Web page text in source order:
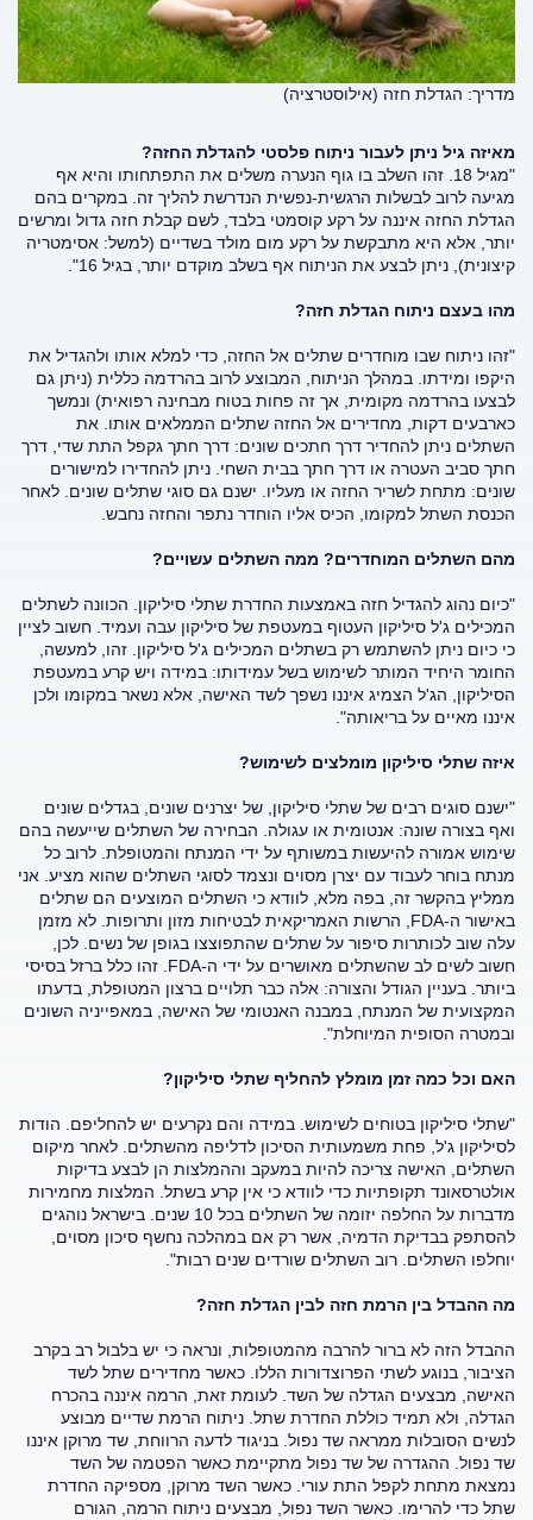
מדריך: הגדלת חזה (אילוסטרציה)
מאיזה גיל ניתן לעבור ניתוח פלסטי להגדלת החזה?
"מגיל 18. זהו השלב בו גוף הנערה משלים את התפתחותו והיא אף
מגיעה לרוב לבשלות הרגשית-נפשית הנדרשת להליך זה. במקרים בהם
הגדלת החזה איננה על רקע קוסמטי בלבד, לשם קבלת חזה גדול ומרשים
יותר, אלא היא מתבקשת על רקע מום מולד בשדיים (למשל: אסימטריה
קיצונית), ניתן לבצע את הניתוח אף בשלב מוקדם יותר, בגיל 16".
מהו בעצם ניתוח הגדלת חזה?
"זהו ניתוח שבו מוחדרים שתלים אל החזה, כדי למלא אותו ולהגדיל את
היקפו ומידתו. במהלך הניתוח, המבוצע לרוב בהרדמה כללית (ניתן גם
לבצעו בהרדמה מקומית, אך זה פחות בטוח מבחינה רפואית) ונמשך
כארבעים דקות, מחדירים אל החזה שתלים הממלאים אותו. את
השתלים ניתן להחדיר דרך חתכים שונים: דרך חתך גקפל התת שדי, דרך
חתך סביב העטרה או דרך חתך בבית השחי. ניתן להחדירו למישורים
שונים: מתחת לשריר החזה או מעליו. ישנם גם סוגי שתלים שונים. לאחר
הכנסת השתל למקומו, הכיס אליו הוחדר נתפר והחזה נחבש.
מהם השתלים המוחדרים? ממה השתלים עשויים?
"כיום נהוג להגדיל חזה באמצעות החדרת שתלי סיליקון. הכוונה לשתלים
המכילים ג'ל סיליקון העטוף במעטפת של סיליקון עבה ועמיד. חשוב לציין
כי כיום ניתן להשתמש רק בשתלים המכילים ג'ל סיליקון. זהו, למעשה,
החומר היחיד המותר לשימוש בשל עמידותו: במידה ויש קרע במעטפת
הסיליקון, הג'ל הצמיג איננו נשפך לשד האישה, אלא נשאר במקומו ולכן
איננו מאיים על בריאותה".
איזה שתלי סיליקון מומלצים לשימוש?
"ישנם סוגים רבים של שתלי סיליקון, של יצרנים שונים, בגדלים שונים
ואף בצורה שונה: אנטומית או עגולה. הבחירה של השתלים שייעשה בהם
שימוש אמורה להיעשות במשותף על ידי המנתח והמטופלת. לרוב כל
מנתח בוחר לעבוד עם יצרן מסוים ונצמד לסוגי השתלים שהוא מציע. אני
ממליץ בהקשר זה, בפה מלא, לוודא כי השתלים המוצעים הם שתלים
באישור ה-FDA, הרשות האמריקאית לבטיחות מזון ותרופות. לא מזמן
עלה שוב לכותרות סיפור על שתלים שהתפוצצו בגופן של נשים. לכן,
חשוב לשים לב שהשתלים מאושרים על ידי ה-FDA. זהו כלל ברזל בסיסי
ביותר. בעניין הגודל והצורה: אלה כבר תלויים ברצון המטופלת, בדעתו
המקצועית של המנתח, במבנה האנטומי של האישה, במאפייניה השונים
ובמטרה הסופית המיוחלת".
האם וכל כמה זמן מומלץ להחליף שתלי סיליקון?
"שתלי סיליקון בטוחים לשימוש. במידה והם נקרעים יש להחליפם. הודות
לסיליקון ג'ל, פחת משמעותית הסיכון לדליפה מהשתלים. לאחר מיקום
השתלים, האישה צריכה להיות במעקב וההמלצות הן לבצע בדיקות
אולטרסאונד תקופתיות כדי לוודא כי אין קרע בשתל. המלצות מחמירות
מדברות על החלפה יזומה של השתלים בכל 10 שנים. בישראל נוהגים
להסתפק בבדיקת הדמיה, אשר רק אם במהלכה נחשף סיכון מסוים,
יוחלפו השתלים. רוב השתלים שורדים שנים רבות".
מה ההבדל בין הרמת חזה לבין הגדלת חזה?
ההבדל הזה לא ברור להרבה מהמטופלות, ונראה כי יש בלבול רב בקרב
הציבור, בנוגע לשתי הפרוצדורות הללו. כאשר מחדירים שתל לשד
האישה, מבצעים הגדלה של השד. לעומת זאת, הרמה איננה בהכרח
הגדלה, ולא תמיד כוללת החדרת שתל. ניתוח הרמת שדיים מבוצע
לנשים הסובלות ממראה שד נפול. בניגוד לדעה הרווחת, שד מרוקן איננו
שד נפול. ההגדרה של שד נפול מתקיימת כאשר הפטמה של השד
נמצאת מתחת לקפל התת עורי. כאשר השד מרוקן, מספיקה החדרת
שתל כדי להרימו. כאשר השד נפול, מבצעים ניתוח הרמה, הגורם